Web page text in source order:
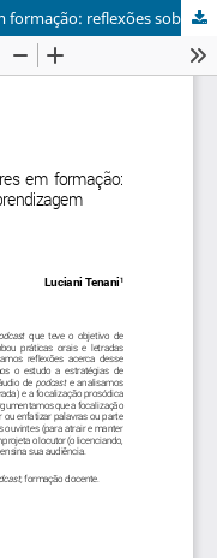
Criação de podcast por professores em formação: reflexões sobre atividades para aprendizagem